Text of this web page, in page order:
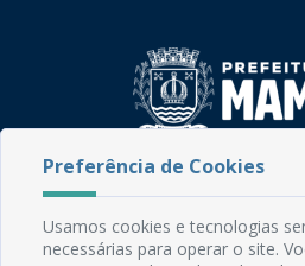
Rua do Imperador, 78,
CEP: 58.280-000 -
Fone: (83) 3292-2246
Email:
Preferência de Cookies
Usamos cookies e tecnologias
necessárias para operar o site.